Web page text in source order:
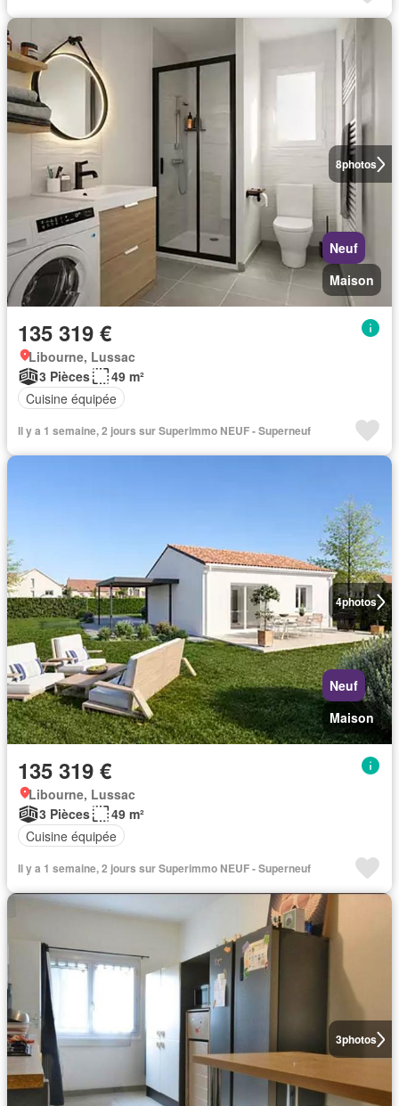
8photos
Neuf
Maison
135 319 €
Libourne, Lussac
3 Pièces
49 m²
Cuisine équipée
Il y a 1 semaine, 2 jours sur Superimmo NEUF - Superneuf
4photos
Neuf
Maison
135 319 €
Libourne, Lussac
3 Pièces
49 m²
Cuisine équipée
Il y a 1 semaine, 2 jours sur Superimmo NEUF - Superneuf
3photos